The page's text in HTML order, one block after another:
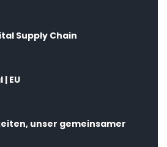
Supply Chain
EU
unser gemeinsamer